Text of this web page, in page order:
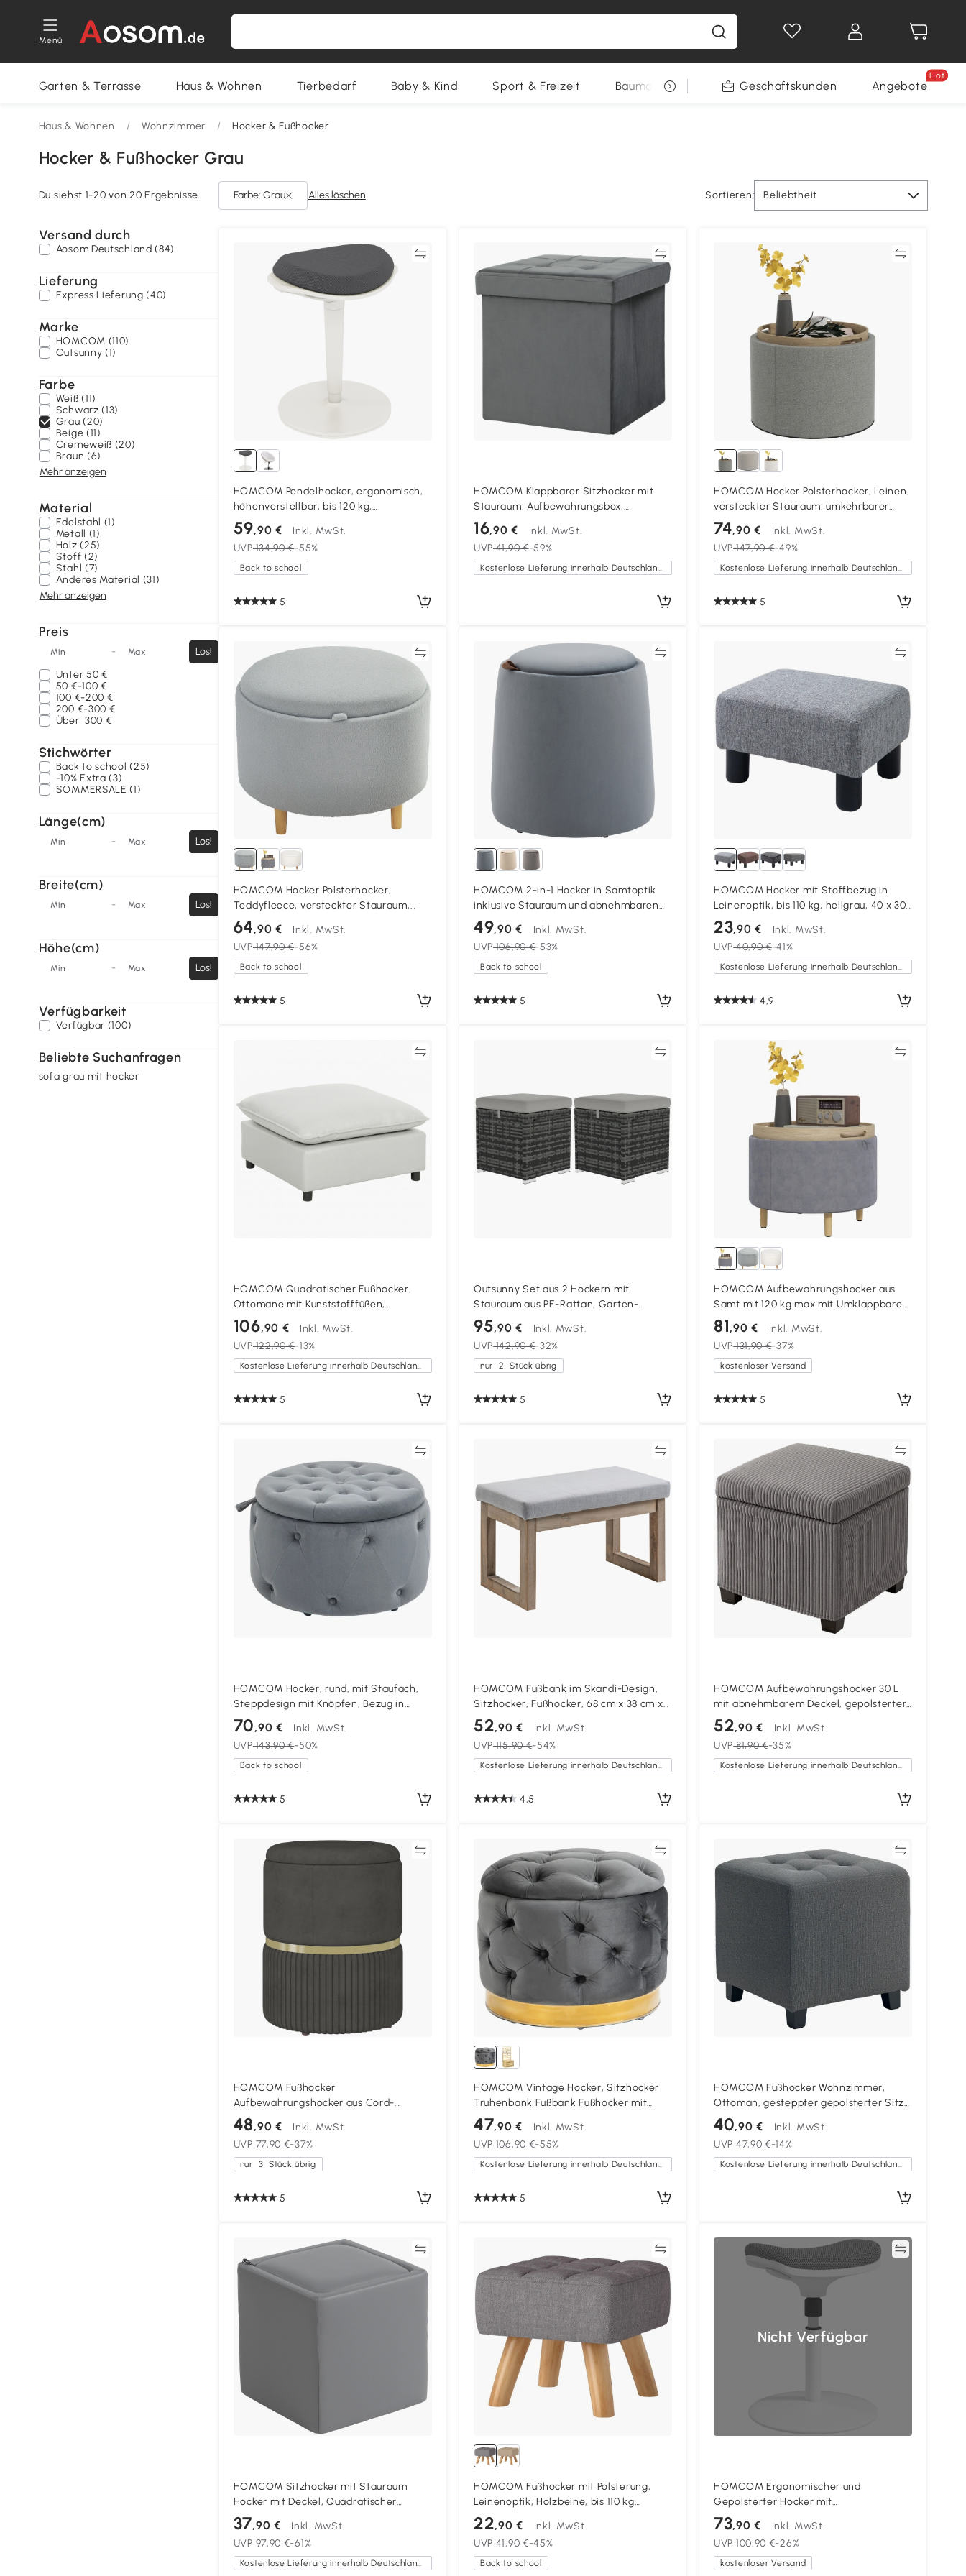
Menü
Gewinnspiele
Garten & Terrasse Haus & Wohnen Tierbedarf Baby & Kind Sport & Freizeit Baumarkt RestpostenGeschäftskunden Angebote
Hot
Haus & Wohnen / Wohnzimmer / Hocker & Fußhocker
Hocker & Fußhocker Grau
Du siehst 1-20 von 20 Ergebnisse Sortieren: Beliebtheit
Alles löschen
Farbe: Grau
Versand durch
Aosom Deutschland (84)
Lieferung
Express Lieferung (40)
Marke
HOMCOM (110)
Outsunny (1)
Farbe
Weiß (11)
Schwarz (13)
Grau (20)
Beige (11)
Cremeweiß (20)
Braun (6)
Mehr anzeigen
Material
Edelstahl (1)
Metall (1)
Holz (25)
Stoff (2)
Stahl (7)
Anderes Material (31)
Mehr anzeigen
Preis
Min - Max
Los!
Unter 50 €
50 €-100 €
100 €-200 €
200 €-300 €
Über 300 €
Stichwörter
Back to school (25)
-10% Extra (3)
SOMMERSALE (1)
Länge(cm)
Min - Max Los!
Breite(cm)
Min - Max Los!
Höhe(cm)
Min - Max Los!
Verfügbarkeit
Verfügbar (100)
Beliebte Suchanfragen
sofa grau mit hocker
Vergleichen
HOMCOM Pendelhocker, ergonomisch,
höhenverstellbar, bis 120 kg,
42,5x35,5x56,5-71,5cm, Grau
59,90 €
Inkl. MwSt.
UVP134,90 €-55%
Back to school
5
Vergleichen
HOMCOM Klappbarer Sitzhocker mit
Stauraum, Aufbewahrungsbox,
Schaumstoff, MDF, Grau
16,90 €
Inkl. MwSt.
UVP41,90 €-59%
Kostenlose Lieferung innerhalb Deutschlands
HOMCOM Hocker Polsterhocker, Leinen,
versteckter Stauraum, umkehrbarer
Deckel, 5 6cm x 56 cm x 42 cm, Grau +
Natur
74,90 €
Inkl. MwSt.
UVP147,90 €-49%
Kostenlose Lieferung innerhalb Deutschlands
5
Vergleichen
HOMCOM Hocker Polsterhocker,
Teddyfleece, versteckter Stauraum,
umkehrbarer Deckel, 56 cm x 56 cm x 42
cm, Grau
64,90 €
Inkl. MwSt.
UVP147,90 €-56%
Back to school
5
Vergleichen
HOMCOM 2-in-1 Hocker in Samtoptik
inklusive Stauraum und abnehmbaren
Deckel Ø44 cm x 47,5 cm Grau
49,90 €
Inkl. MwSt.
UVP106,90 €-53%
Back to school
5
HOMCOM Hocker mit Stoffbezug in
Leinenoptik, bis 110 kg, hellgrau, 40 x 30
x 24cm
23,90 €
Inkl. MwSt.
UVP40,90 €-41%
Kostenlose Lieferung innerhalb Deutschlands
4,9
HOMCOM Quadratischer Fußhocker,
Ottomane mit Kunststofffüßen,
Sitzhocker für Schlafzimmer, Flur,
75x75x40 cm, grau
106,90 €
Inkl. MwSt.
UVP122,90 €-13%
Kostenlose Lieferung innerhalb Deutschlands
5
Outsunny Set aus 2 Hockern mit
Stauraum aus PE-Rattan, Garten-
Fußhocker mit Kissen 40 x 40 x 41 cm,
Hellgrau
95,90 €
Inkl. MwSt.
UVP142,90 €-32%
nur 2 Stück übrig
5
HOMCOM Aufbewahrungshocker aus
Samt mit 120 kg max mit Umklappbarem
Tablett, aus MDF und Eiche, 56x56x42
cm, Grau
81,90 €
Inkl. MwSt.
UVP131,90 €-37%
kostenloser Versand
5
HOMCOM Hocker, rund, mit Staufach,
Steppdesign mit Knöpfen, Bezug in
Samtoptik, grau, 60 x 60 x 40cm
70,90 €
Inkl. MwSt.
UVP143,90 €-50%
Back to school
5
HOMCOM Fußbank im Skandi-Design,
Sitzhocker, Fußhocker, 68 cm x 38 cm x
42 cm, Grau + Natur
52,90 €
Inkl. MwSt.
UVP115,90 €-54%
4,5
Vergleichen
HOMCOM Aufbewahrungshocker 30 L
mit abnehmbarem Deckel, gepolsterter
Würfelhocker aus Ripp-Veloursstoff, 40 x
40 x 40 cm, Grau
52,90 €
Inkl. MwSt.
UVP81,90 €-35%
Vergleichen
HOMCOM Fußhocker
Aufbewahrungshocker aus Cord-
Velours, 36 x 36 x 44 cm für
Wohnzimmer Schlafzimmer Grau
48,90 €
Inkl. MwSt.
UVP77,90 €-37%
nur 3 Stück übrig
5
Vergleichen
HOMCOM Vintage Hocker, Sitzhocker
Truhenbank Fußbank Fußhocker mit
Stauraum, Polsterhocker, Metall,
Schaumstoff, Kohlegrau, 55 x 55 x 42
cm
47,90 €
Inkl. MwSt.
UVP106,90 €-55%
5
Vergleichen
HOMCOM Fußhocker Wohnzimmer,
Ottoman, gesteppter gepolsterter Sitz
in Leinenoptik mit Seitentasche, 35 x 35
x 35 cm, grau
40,90 €
Inkl. MwSt.
UVP47,90 €-14%
Vergleichen
HOMCOM Sitzhocker mit Stauraum
Hocker mit Deckel, Quadratischer
Fußhocker Sitzwürfel Kunstleder 40 x 40
x 40 cm Grau
37,90 €
Inkl. MwSt.
UVP97,90 €-61%
Kostenlose Lieferung innerhalb Deutschlands
HOMCOM Fußhocker mit Polsterung,
Leinenoptik, Holzbeine, bis 110 kg
belastbar, Grau
22,90 €
Inkl. MwSt.
UVP41,90 €-45%
Back to school
Nicht Verfügbar
Vergleichen
HOMCOM Ergonomischer und
Gepolsterter Hocker mit
Höhenverstellung um 5°, 41,5x41,5x51,5-
71,5 cm, Grau
73,90 €
Inkl. MwSt.
UVP100,90 €-26%
kostenloser Versand